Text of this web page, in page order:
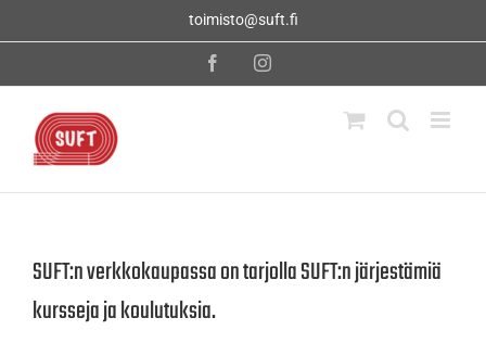
toimisto@suft.fi
FacebookInstagram
SUFT:n verkkokaupassa on tarjolla SUFT:n järjestämiä
kursseja ja koulutuksia.